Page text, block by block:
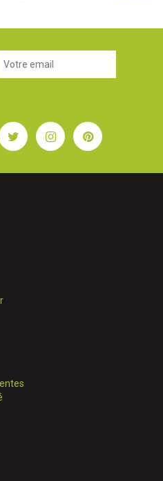
TwitterInstagramPinterest